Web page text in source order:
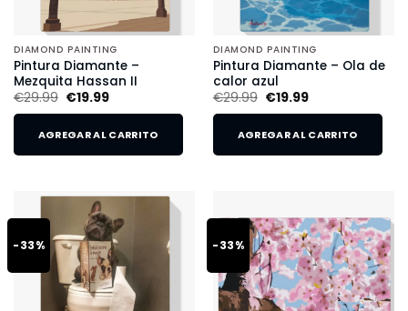
DIAMOND PAINTING
Pintura Diamante –
Mezquita Hassan II
€29.99 €19.99
AGREGAR AL CARRITO
DIAMOND PAINTING
Pintura Diamante – Ola de
calor azul
€29.99 €19.99
AGREGAR AL CARRITO
-33% -33%